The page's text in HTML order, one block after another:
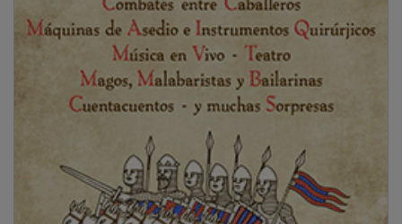
descendiendo conforme avanzaba la jornada,
favoreciendo el desarrollo de las pruebas en un
entorno que volvió a recibir elogios tanto por parte de
la organización como de los deportistas. La sombra
que hay alrededor del azud, hizo el resto.